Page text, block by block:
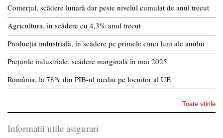
Comerțul, scădere lunară dar peste nivelul cumulat de anul trecut
Agricultura, în scădere cu 4,3% anul trecut
Producția industrială, în scădere pe primele cinci luni ale anului
Prețurile industriale, scădere marginală în mai 2025
România, la 78% din PIB-ul mediu pe locuitor al UE
Toate stirile
Informatii utile asigurari